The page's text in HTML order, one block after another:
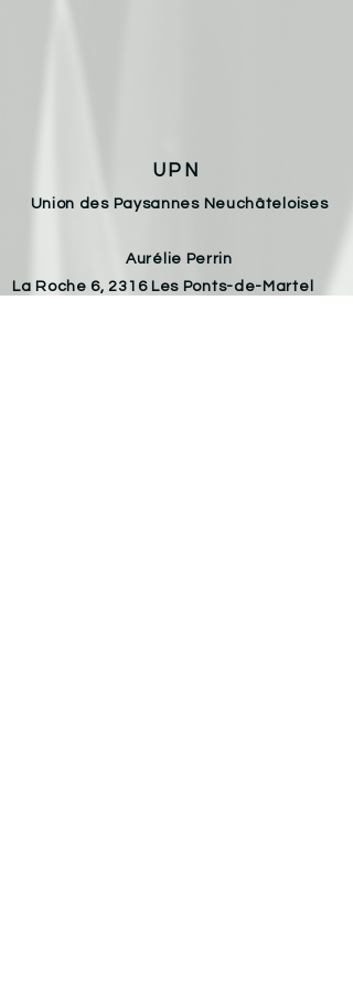
UPN
Union des Paysannes Neuchâteloises
Aurélie Perrin
La Roche 6, 2316 Les Ponts-de-Martel